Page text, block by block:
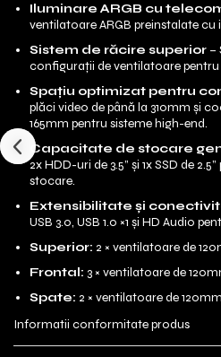
Iluminare ARGB cu
ventilatoare ARGB preinstalate cu
Sistem de răcire superior –
configurații de ventilatoare
Spațiu optimizat pentru
plăci video de până la 310mm și
165mm pentru sisteme high-end.
Capacitate de stocare
2x HDD-uri de 3.5” și 1x SSD de
stocare.
Extensibilitate și
USB 3.0, USB 1.0 ×1 și HD Audio
Superior: 2 × ventilatoare de
Frontal: 3 × ventilatoare de
Spate: 2 × ventilatoare de
Informatii conformitate produs